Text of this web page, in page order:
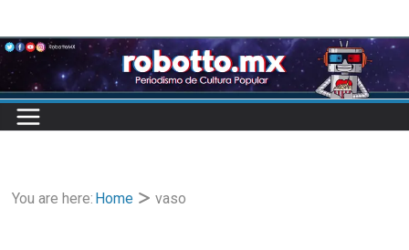
to
content
You are here: Home vaso